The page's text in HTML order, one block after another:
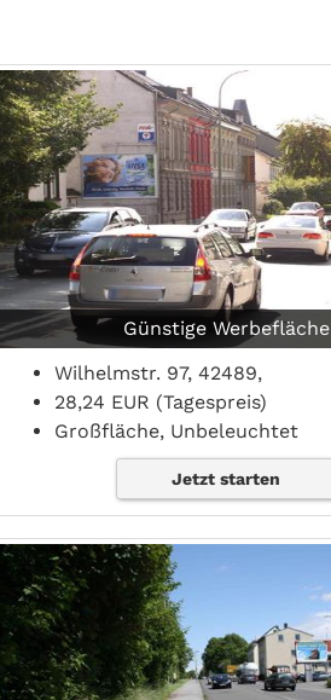
Günstige Werbefläche
Wilhelmstr. 97, 42489,
28,24 EUR (Tagespreis)
Großfläche, Unbeleuchtet
Jetzt starten